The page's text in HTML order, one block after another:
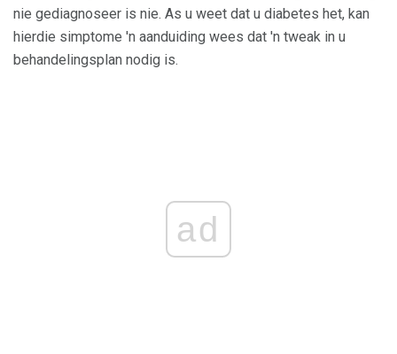
nie gediagnoseer is nie. As u weet dat u diabetes het, kan
hierdie simptome 'n aanduiding wees dat 'n tweak in u
behandelingsplan nodig is.
ad